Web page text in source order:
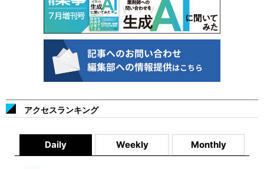
アクセスランキング
Daily Weekly Monthly